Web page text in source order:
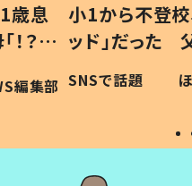
歳息
？」
編集部
小1から不登校
ッド」だった
作り続ける理
#令和の子
SNSで話題